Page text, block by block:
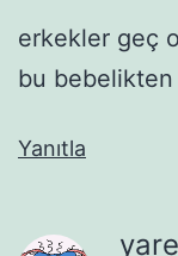
erkekler geç
bu bebelikten
Yanıtla